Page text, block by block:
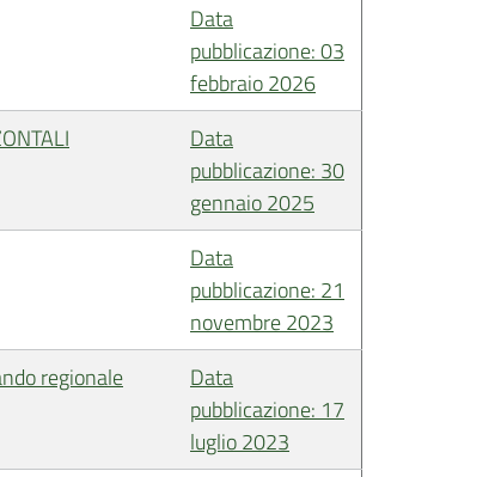
Data
pubblicazione: 03
febbraio 2026
Data
pubblicazione: 30
gennaio 2025
Data
pubblicazione: 21
novembre 2023
regionale
Data
pubblicazione: 17
luglio 2023